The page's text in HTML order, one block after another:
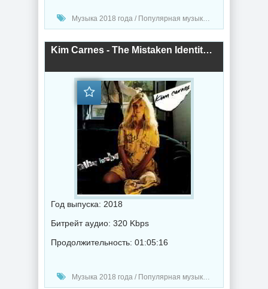
Музыка 2018 года / Популярная музыка / Рок - альтернативная музыка
Kim Carnes - The Mistaken Identity Collection (2018) торрент
Год выпуска: 2018
Битрейт аудио: 320 Kbps
Продолжительность: 01:05:16
Музыка 2018 года / Популярная музыка / Рок - альтернативная музыка